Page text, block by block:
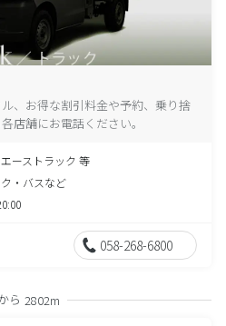
、お得な割引料金や予約、乗り捨
店舗にお電話ください。
ーストラック 等
ク・バスなど
058-268-6800
ら 2802m